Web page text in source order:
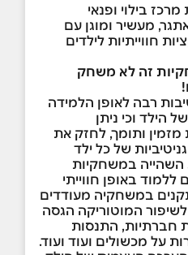
בילוי ופנאי
מעשיר ומוגן עם
חווייתיות לילדים
זה לא משחק
רבה לאופן הלמידה
הילד וכי ניתן
ותומך, לחזק את
של כל ילד
השהייה במשחקיות
באופן חווייתי
במשחקיה מעודדים
לשיפור המוטוריקה הגסה
חברתיות, התנסות
על מכשולים ועוד ועוד.